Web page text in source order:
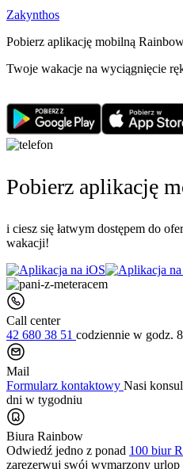
Zakynthos
Pobierz aplikację mobilną
Twoje wakacje na wyciągnięcie
Pobierz aplikację
i ciesz się łatwym dostępem do
wakacji!
Call center
42 680 38 51 codziennie w godz.
Mail
Formularz kontaktowy Nasi
dni w tygodniu
Biura Rainbow
Odwiedź jedno z ponad 100 biur
zarezerwuj swój wymarzony urlop